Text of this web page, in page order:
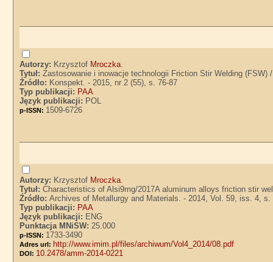
Autorzy: Krzysztof Mroczka.
Tytuł:Zastosowanie i inowacje technologii Friction Stir Welding (FSW)
Źródło: Konspekt. - 2015, nr 2 (55), s. 76-87
Typ publikacji: PAA
Język publikacji: POL
p-ISSN: 1509-6726
Autorzy: Krzysztof Mroczka.
Tytuł:Characteristics of Alsi9mg/2017A aluminum alloys friction stir
Źródło:Archives of Metallurgy and Materials. - 2014, Vol. 59, iss. 4, s.
Typ publikacji: PAA
Język publikacji: ENG
Punktacja MNiSW:25.000
p-ISSN: 1733-3490
Adres url: http://www.imim.pl/files/archiwum/Vol4_2014/08.pdf
DOI: 10.2478/amm-2014-0221